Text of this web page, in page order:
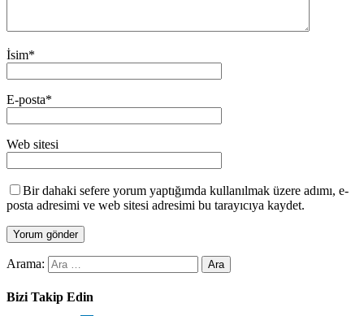
İsim*
E-posta*
Web sitesi
Bir dahaki sefere yorum yaptığımda kullanılmak üzere adımı, e-
posta adresimi ve web sitesi adresimi bu tarayıcıya kaydet.
Arama:
Bizi Takip Edin